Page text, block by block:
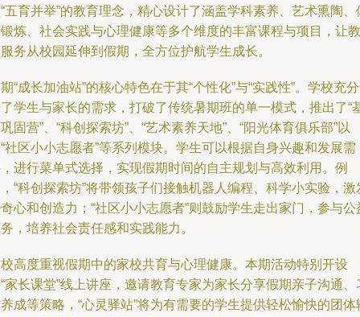
五育并举”的教育理念，精心设计了涵盖学科素养、艺术熏陶、
炼、社会实践与心理健康等多个维度的丰富课程与项目，让教
务从校园延伸到假期，全方位护航学生成长。
“成长加油站”的核心特色在于其“个性化”与“实践性”。学校充
学生与家长的需求，打破了传统暑期班的单一模式，推出了“
固营”、“科创探索坊”、“艺术素养天地”、“阳光体育俱乐部”以
社区小小志愿者”等系列模块。学生可以根据自身兴趣和发展需
进行菜单式选择，实现假期时间的自主规划与高效利用。例
“科创探索坊”将带领孩子们接触机器人编程、科学小实验，激
心和创造力；“社区小小志愿者”则鼓励学生走出家门，参与公
，培养社会责任感和实践能力。
高度重视假期中的家校共育与心理健康。本期活动特别开设
家长课堂”线上讲座，邀请教育专家为家长分享假期亲子沟通、
成等策略，“心灵驿站”将为有需要的学生提供轻松愉快的团体